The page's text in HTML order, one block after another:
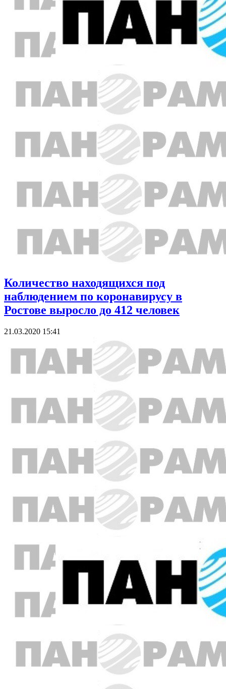
Количество находящихся под
наблюдением по коронавирусу в
Ростове выросло до 412 человек
21.03.2020 15:41